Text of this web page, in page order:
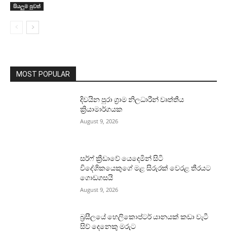
සියලුම පුවත්
MOST POPULAR
දිවයින පුරා ග්‍රාම නිලධාරීන් වෘත්තීය
ක්‍රියාමාර්ගයක
August 9, 2026
සර්ෆ් ක්‍රීඩාවේ යෙදෙමින් සිටි
විදේශිකයෙකුගේ මළ සිරුරක් වෙරළ තීරයට
ගොඩගසයි
August 9, 2026
බ්‍රසීලයේ හෙලිකොප්ටර් යානයක් කඩා වැටී
සිව් දෙනෙකු මරුට